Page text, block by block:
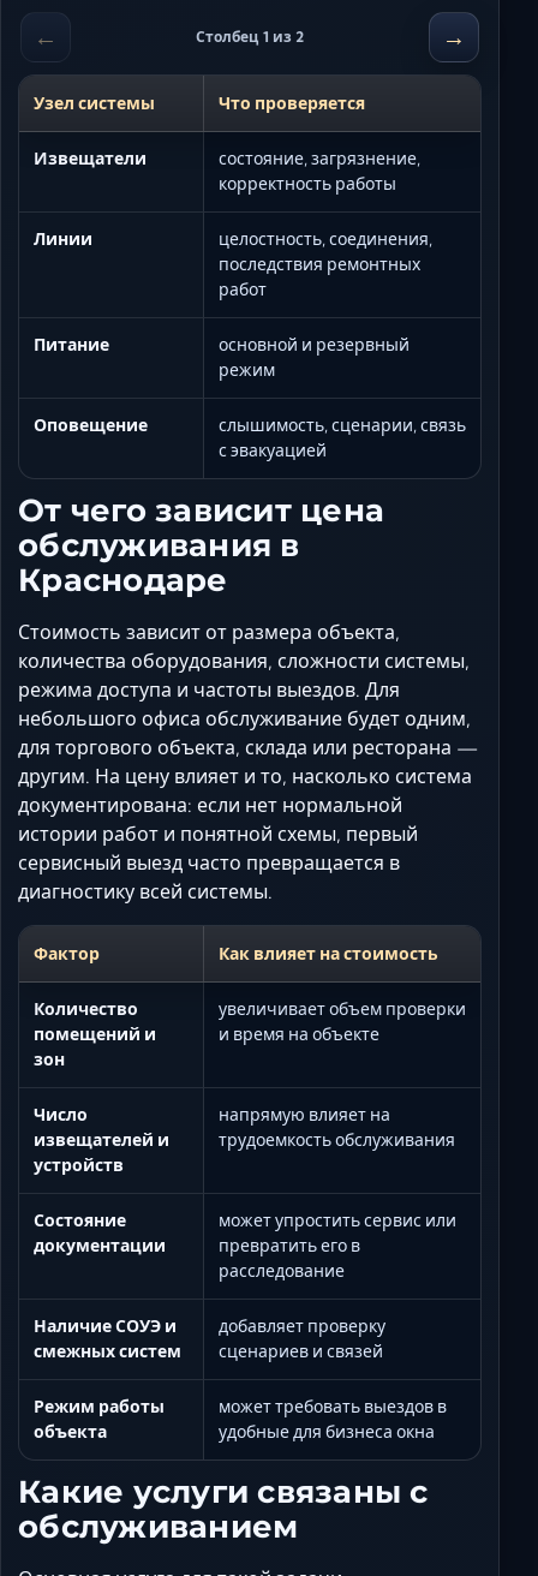
← Столбец 1 из 2 →
Узел системы Что проверяется
Извещатели
состояние, загрязнение,
корректность работы
Линии
целостность, соединения,
последствия ремонтных
работ
Питание
основной и резервный
режим
Оповещение
слышимость, сценарии, связь
с эвакуацией
От чего зависит цена
обслуживания в
Краснодаре
Стоимость зависит от размера объекта,
количества оборудования, сложности системы,
режима доступа и частоты выездов. Для
небольшого офиса обслуживание будет одним,
для торгового объекта, склада или ресторана —
другим. На цену влияет и то, насколько система
документирована: если нет нормальной
истории работ и понятной схемы, первый
сервисный выезд часто превращается в
диагностику всей системы.
Фактор Как влияет на стоимость
Количество
помещений и
зон
увеличивает объем проверки
и время на объекте
Число
извещателей и
устройств
напрямую влияет на
трудоемкость обслуживания
Состояние
документации
может упростить сервис или
превратить его в
расследование
Наличие СОУЭ и
смежных систем
добавляет проверку
сценариев и связей
Режим работы
объекта
может требовать выездов в
удобные для бизнеса окна
Какие услуги связаны с
обслуживанием